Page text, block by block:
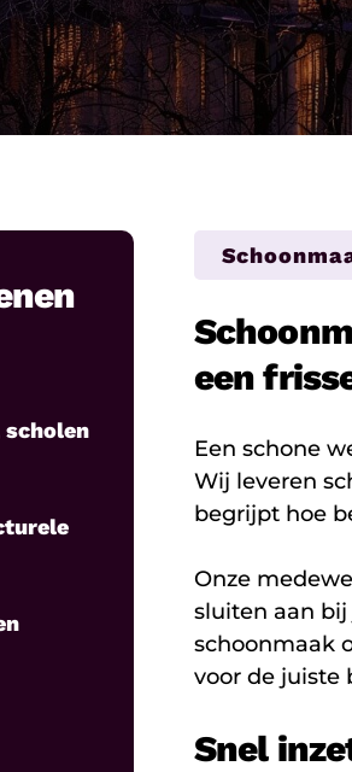
een
Een schone
Wij leveren
begrijpt hoe
Onze
sluiten aan
schoonmaak
voor de juiste
Snel